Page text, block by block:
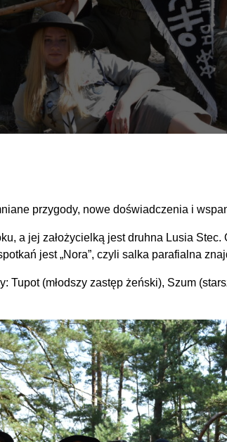
przygody, nowe doświadczenia i
a jej założycielką jest druhna Lusia
jest „Nora”, czyli salka parafialna
Tupot (młodszy zastęp żeński), Szum